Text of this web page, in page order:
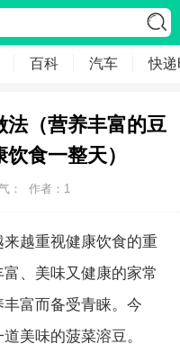
百科 汽车 快
法（营养丰富的豆
食一整天）
： 作者：1
越重视健康饮食的重
、美味又健康的家常
富而备受青睐。今
美味的菠菜溶豆。